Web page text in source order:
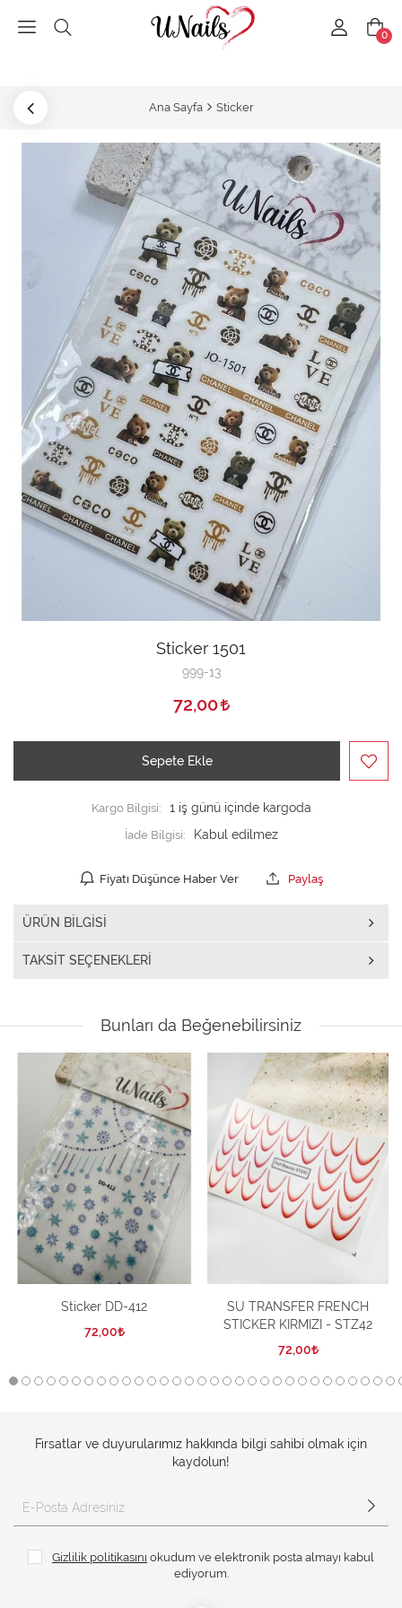
0
Ana Sayfa Sticker
Sticker 1501
999-13
72,00
Sepete Ekle
Kargo Bilgisi:
1 iş günü içinde kargoda
İade Bilgisi:
Fiyatı Düşünce Haber Ver Paylaş
ÜRÜN BILGISI
TAKSIT SEÇENEKLERI
Bunları da Beğenebilirsiniz
Sticker DD-412
72,00
SU TRANSFER FRENCH
STICKER KIRMIZI - STZ42
72,00
Fırsatlar ve duyurularımız hakkında bilgi sahibi olmak için
kaydolun!
Gizlilik politikasını okudum ve elektronik posta almayı kabul
ediyorum.